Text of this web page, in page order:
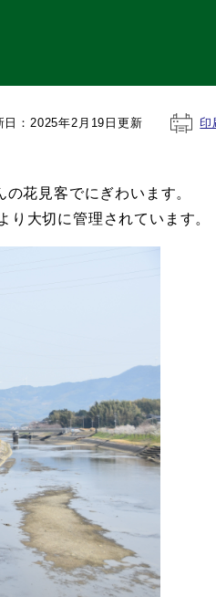
日：2025年2月19日更新 印
花見客でにぎわいます。
大切に管理されています。